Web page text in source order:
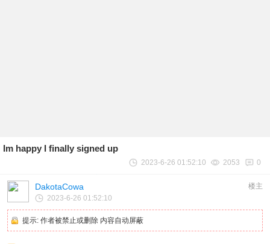
Im happy I finally signed up
2023-6-26 01:52:10 2053 0
DakotaCowa
楼主
2023-6-26 01:52:10
提示: 作者被禁止或删除 内容自动屏蔽